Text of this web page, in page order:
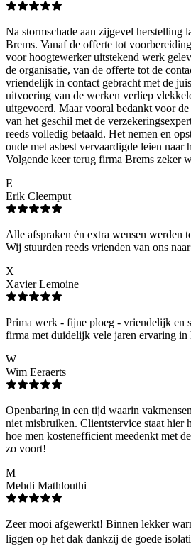
Na stormschade aan zijgevel herstelling
Brems. Vanaf de offerte tot
voor hoogtewerker uitstekend werk
de organisatie, van de offerte tot de
vriendelijk in contact gebracht met de
uitvoering van de werken verliep
uitgevoerd. Maar vooral bedankt voor
van het geschil met de
reeds volledig betaald. Het nemen en
oude met asbest vervaardigde leien naar
Volgende keer terug firma Brems zeker
E
Erik Cleemput
Alle afspraken én extra wensen werden
Wij stuurden reeds vrienden van ons
X
Xavier Lemoine
Prima werk - fijne ploeg - vriendelijk en
firma met duidelijk vele jaren ervaring in
W
Wim Eeraerts
Openbaring in een tijd waarin
niet misbruiken. Clientstervice staat hier
hoe men kostenefficient meedenkt met
zo voort!
M
Mehdi Mathlouthi
Zeer mooi afgewerkt! Binnen lekker
liggen op het dak dankzij de goede